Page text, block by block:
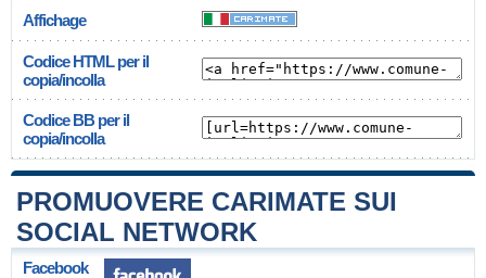
Affichage
Codice HTML per il
copia/incolla
Codice BB per il
copia/incolla
PROMUOVERE CARIMATE SUI
SOCIAL NETWORK
Facebook